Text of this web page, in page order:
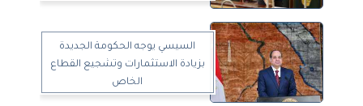
السيسي يوجه الحكومة الجديدة
بزيادة الاستثمارات وتشجيع القطاع
الخاص